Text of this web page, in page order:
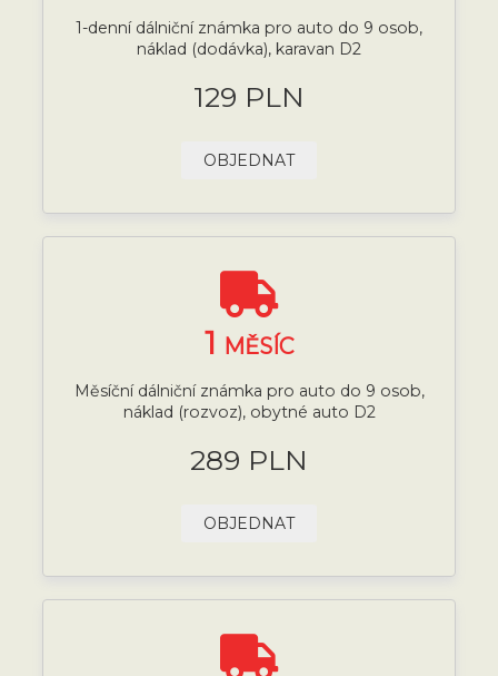
1-denní dálniční známka pro auto do 9 osob,
náklad (dodávka), karavan D2
129 PLN
OBJEDNAT
1 MĚSÍC
Měsíční dálniční známka pro auto do 9 osob,
náklad (rozvoz), obytné auto D2
289 PLN
OBJEDNAT